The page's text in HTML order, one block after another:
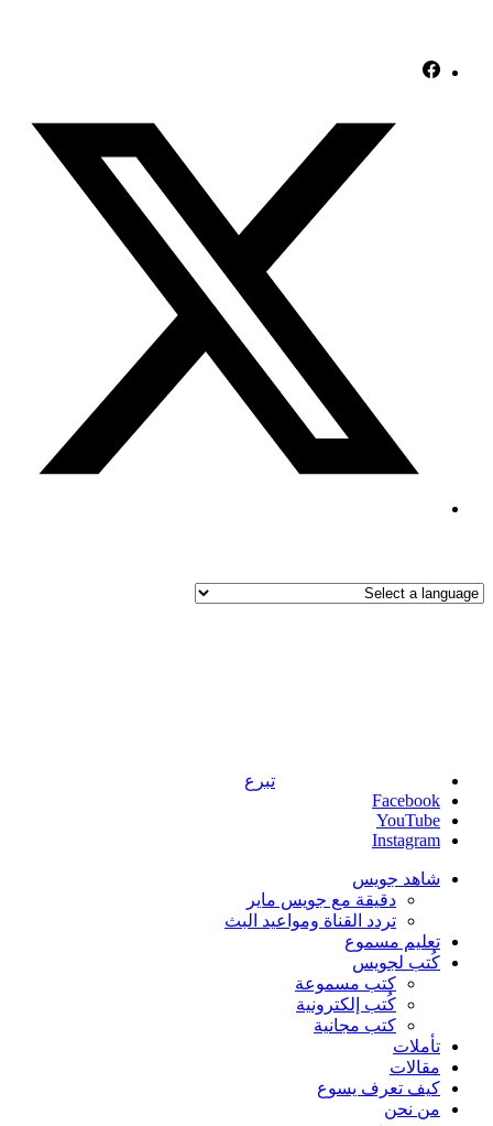
تبرع
Facebook
YouTube
Instagram
شاهد جويس
دقيقة مع جويس ماير
تردد القناة ومواعيد البث
تعليم مسموع
كُتب لجويس
كتب مسموعة
كُتب إلكترونية
كتب مجانية
تأملات
مقالات
كيف تعرف يسوع
من نحن